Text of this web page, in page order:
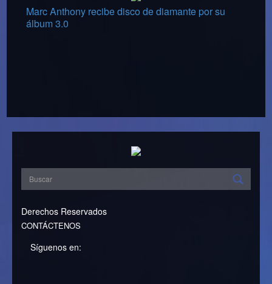
Marc Anthony recibe disco de diamante por su
álbum 3.0
Derechos Reservados
CONTÁCTENOS
Síguenos en: